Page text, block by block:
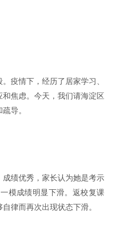
疫情下，经历了居家学习、
焦虑。今天，我们请海淀区
导。
绩优秀，家长认为她是考示
模成绩明显下滑。返校复课
律而再次出现状态下滑。